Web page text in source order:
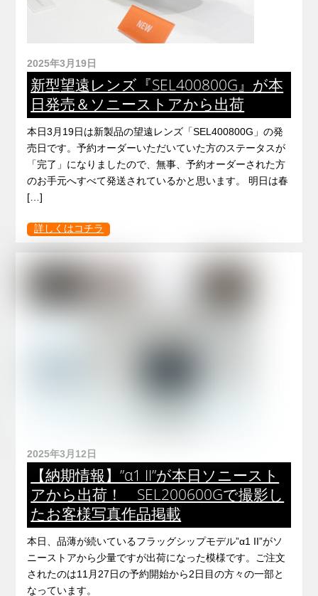
2025年3月19日
新型望遠レンズ『SEL400800G』が本
日発売＆ソニーストアから出荷
本日3月19日は新製品の望遠レンズ「SEL400800G」の発
売日です。予約オーダーいただいていた方のステータスが
「完了」になりましたので、無事、予約オーダーされた方
のお手元へすべて発送されているかと思います。 明日は春
[…]
詳しくはコチラ
2025年3月12日
【納期情報】”α1 II”が本日ソニースト
アから出荷！ SEL200600Gで撮影し
たお客様写真作品掲載
本日、品薄が続いているフラッグシップモデル”α1 II”がソ
ニーストアから少量ですが出荷になった模様です。ご注文
されたのは11月27日の予約開始から2日目の方々の一部と
なっています。